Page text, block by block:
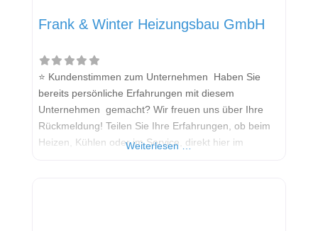
Frank & Winter Heizungsbau GmbH
⭐ Kundenstimmen zum Unternehmen Haben Sie
bereits persönliche Erfahrungen mit diesem
Unternehmen gemacht? Wir freuen uns über Ihre
Rückmeldung! Teilen Sie Ihre Erfahrungen, ob beim
Heizen, Kühlen oder im Service, direkt hier im
Weiterlesen …